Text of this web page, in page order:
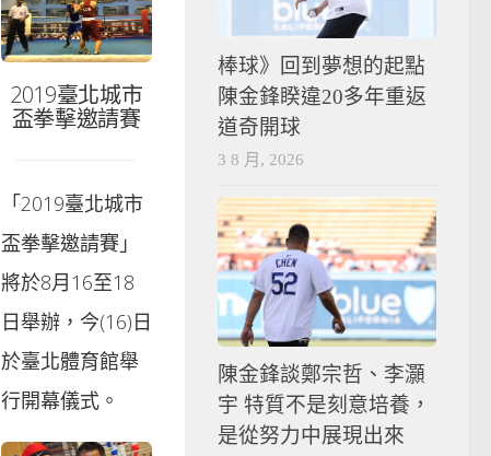
2019臺北城市
盃拳擊邀請賽
「2019臺北城市
盃拳擊邀請賽」
將於8月16至18
日舉辦，今(16)日
於臺北體育館舉
行開幕儀式。
棒球》回到夢想的起點
陳金鋒睽違20多年重返
道奇開球
3 8 月, 2026
陳金鋒談鄭宗哲、李灝
宇 特質不是刻意培養，
是從努力中展現出來